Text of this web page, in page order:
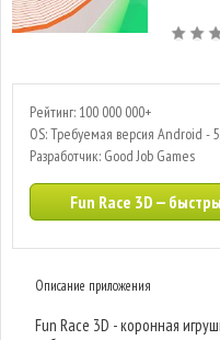
Рейтинг: 100 000 000+
OS: Требуемая версия Android -
Разработчик: Good Job Games
Fun Race 3D —
Описание приложения
Fun Race 3D - коронная